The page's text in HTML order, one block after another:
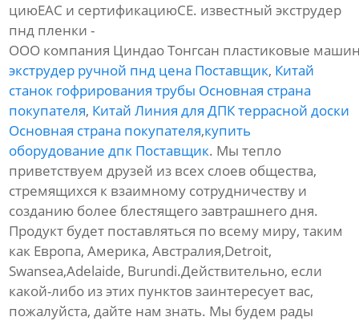
циюЕАС и сертификациюСЕ. известный экструдер
пнд пленки -
ООО компания Циндао Тонгсан пластиковые
экструдер ручной пнд цена Поставщик, Китай
станок гофрирования трубы Основная страна
покупателя, Китай Линия для ДПК террасной доски
Основная страна покупателя,купить
оборудование дпк Поставщик. Мы тепло
приветствуем друзей из всех слоев общества,
стремящихся к взаимному сотрудничеству и
созданию более блестящего завтрашнего дня.
Продукт будет поставляться по всему миру, таким
как Европа, Америка, Австралия,Detroit,
Swansea,Adelaide, Burundi.Действительно, если
какой-либо из этих пунктов заинтересует вас,
пожалуйста, дайте нам знать. Мы будем рады